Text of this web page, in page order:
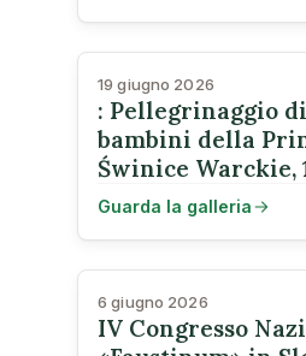
19 giugno 2026
: Pellegrinaggio
bambini della
Świnice Warckie,
Guarda la galleria
6 giugno 2026
IV Congresso